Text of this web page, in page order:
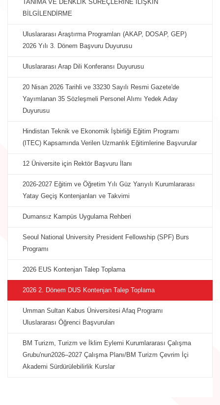
TANIMA VE DENKLİK SÜREÇLERİNE İLİŞKİN
BİLGİLENDİRME
Uluslararası Araştırma Programları (AKAP, DOSAP, GEP)
2026 Yılı 3. Dönem Başvuru Duyurusu
Uluslararası Arap Dili Konferansı Duyurusu
20 Nisan 2026 Tarihli ve 33230 Sayılı Resmi Gazete'de
Yayımlanan 35 Sözleşmeli Personel Alımı Yedek Aday
Duyurusu
Hindistan Teknik ve Ekonomik İşbirliği Eğitim Programı
(ITEC) Kapsamında Verilen Uzmanlık Eğitimlerine Başvurular
12 Üniversite için Rektör Başvuru İlanı
2026-2027 Eğitim ve Öğretim Yılı Güz Yarıyılı Kurumlararası
Yatay Geçiş Kontenjanları ve Takvimi
Dumansız Kampüs Uygulama Rehberi
Seoul National University President Fellowship (SPF) Burs
Programı
2026 EUS Kontenjan Talep Toplama
2026 2. Dönem DUS Kontenjan Talep Toplama
Umman Sultan Kabus Üniversitesi Afaq Programı
Uluslararası Öğrenci Başvuruları
BM Turizm, Turizm ve İklim Eylemi Kurumlararası Çalışma
Grubu'nun2026–2027 Çalışma Planı/BM Turizm Çevrim İçi
Akademi Sürdürülebilirlik Kurslar